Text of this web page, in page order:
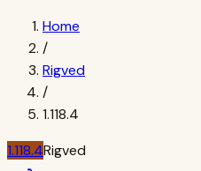
Home
/
Rigved
/
1.118.4
1.118.4Rigved